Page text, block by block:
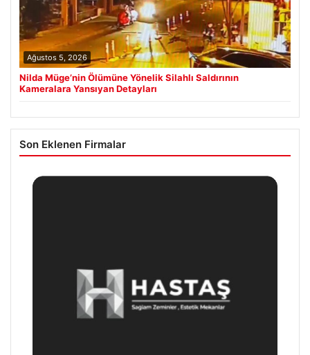
Ağustos 5, 2026
Nilda Müge’nin Ölümüne Yönelik Silahlı Saldırının
Kameralara Yansıyan Detayları
Son Eklenen Firmalar